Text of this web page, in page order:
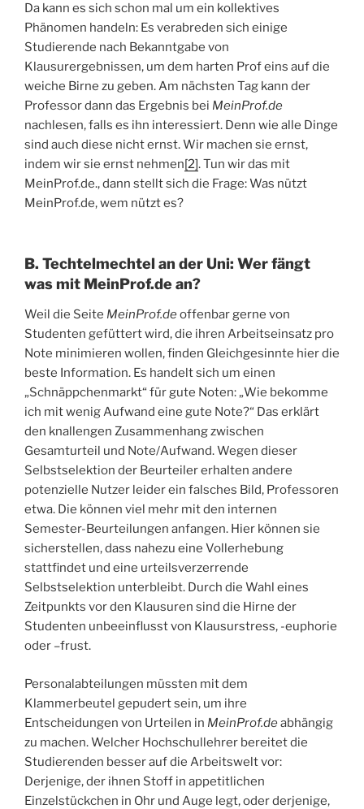
Da kann es sich schon mal um ein kollektives
Phänomen handeln: Es verabreden sich einige
Studierende nach Bekanntgabe von
Klausurergebnissen, um dem harten Prof eins auf die
weiche Birne zu geben. Am nächsten Tag kann der
Professor dann das Ergebnis bei MeinProf.de
nachlesen, falls es ihn interessiert. Denn wie alle Dinge
sind auch diese nicht ernst. Wir machen sie ernst,
indem wir sie ernst nehmen[2]. Tun wir das mit
MeinProf.de., dann stellt sich die Frage: Was nützt
MeinProf.de, wem nützt es?
B. Techtelmechtel an der Uni: Wer fängt
was mit MeinProf.de an?
Weil die Seite MeinProf.deoffenbar gerne von
Studenten gefüttert wird, die ihren Arbeitseinsatz pro
Note minimieren wollen, finden Gleichgesinnte hier die
beste Information. Es handelt sich um einen
„Schnäppchenmarkt“ für gute Noten: „Wie bekomme
ich mit wenig Aufwand eine gute Note?“ Das erklärt
den knallengen Zusammenhang zwischen
Gesamturteil und Note/Aufwand. Wegen dieser
Selbstselektion der Beurteiler erhalten andere
potenzielle Nutzer leider ein falsches Bild, Professoren
etwa. Die können viel mehr mit den internen
Semester-Beurteilungen anfangen. Hier können sie
sicherstellen, dass nahezu eine Vollerhebung
stattfindet und eine urteilsverzerrende
Selbstselektion unterbleibt. Durch die Wahl eines
Zeitpunkts vor den Klausuren sind die Hirne der
Studenten unbeeinflusst von Klausurstress, -euphorie
oder –frust.
Personalabteilungen müssten mit dem
Klammerbeutel gepudert sein, um ihre
Entscheidungen von Urteilen in MeinProf.deabhängig
zu machen. Welcher Hochschullehrer bereitet die
Studierenden besser auf die Arbeitswelt vor:
Derjenige, der ihnen Stoff in appetitlichen
Einzelstückchen in Ohr und Auge legt, oder derjenige,